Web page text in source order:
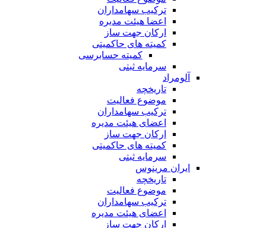
ترکیب سهامداران
اعضا هیئت مدیره
ارکان جهت ساز
کمیته های حاکمیتی
کمیته حسابرسی
سرمایه ثبتی
آلومراد
تاریخچه
موضوع فعالیت
ترکیب سهامداران
اعضای هیئت مدیره
ارکان جهت ساز
کمیته های حاکمیتی
سرمایه ثبتی
ایران مرینوس
تاریخچه
موضوع فعالیت
ترکیب سهامداران
اعضای هیئت مدیره
ارکان جهت ساز